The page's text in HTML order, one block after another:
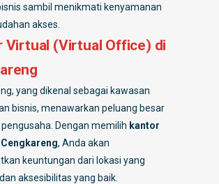
sambil menikmati kenyamanan
akses.
Virtual (Virtual Office) di
yang dikenal sebagai kawasan
bisnis, menawarkan peluang besar
pengusaha. Dengan memilih kantor
, Anda akan
keuntungan dari lokasi yang
aksesibilitas yang baik.